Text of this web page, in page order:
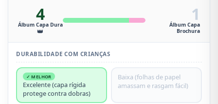
4
Álbum Capa Dura
👑
1
Álbum Capa
Brochura
DURABILIDADE COM CRIANÇAS
✓ MELHOR
Excelente (capa rígida
protege contra dobras)
Baixa (folhas de papel
amassam e rasgam fácil)